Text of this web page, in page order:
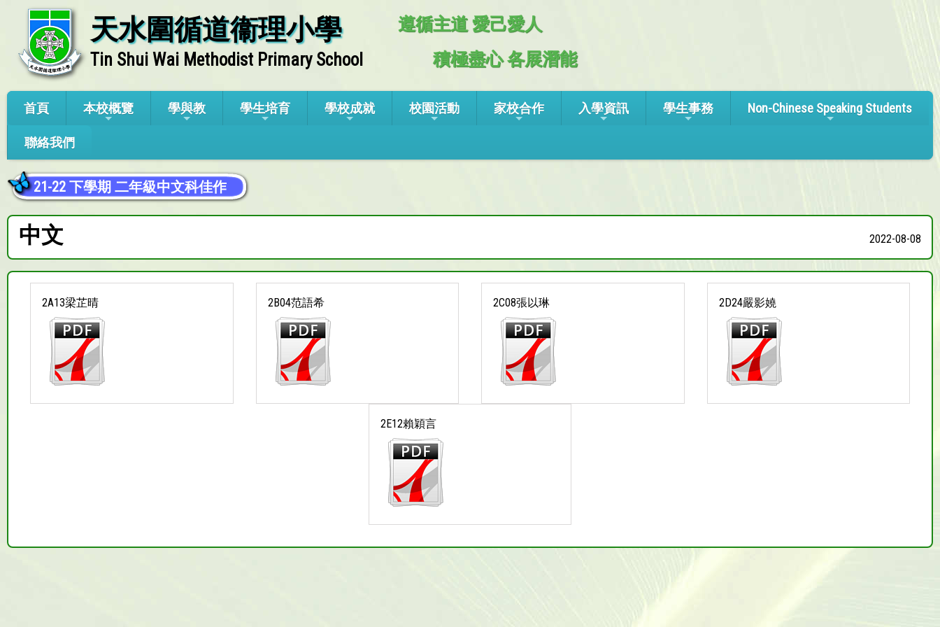
天水圍循道衞理小學
Tin Shui Wai Methodist Primary School
遵循主道 愛己愛人
積極盡心 各展潛能
首頁 本校概覽 學與教 學生培育 學校成就 校園活動 家校合作 入學資訊 學生事務 Non-Chinese Speaking Students
聯絡我們
21-22 下學期 二年級中文科佳作
中文 2022-08-08
2A13梁芷晴 2B04范語希 2C08張以琳 2D24嚴影嬈
2E12賴穎言